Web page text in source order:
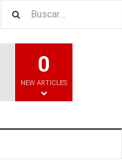
0
NEW ARTICLES